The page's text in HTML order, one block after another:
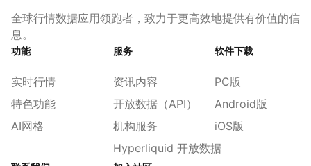
全球行情数据应用领跑者，致力于更高效地提供有价值的信
息。
功能
实时行情
特色功能
AI网格
服务
资讯内容
开放数据（API）
机构服务
Hyperliquid 开放数据
软件下载
PC版
Android版
iOS版